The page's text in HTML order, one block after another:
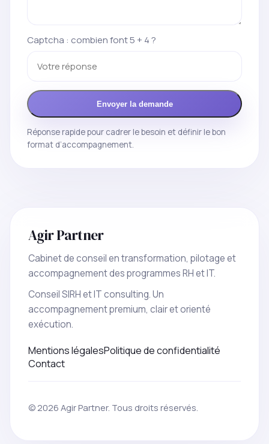
Captcha : combien font 5 + 4 ?
Envoyer la demande
Réponse rapide pour cadrer le besoin et définir le bon
format d’accompagnement.
Agir Partner
Cabinet de conseil en transformation, pilotage et
accompagnement des programmes RH et IT.
Conseil SIRH et IT consulting. Un
accompagnement premium, clair et orienté
exécution.
Mentions légalesPolitique de confidentialité
Contact
© 2026 Agir Partner. Tous droits réservés.